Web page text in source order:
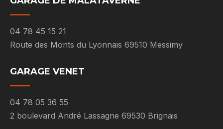
04 78 45 15 21
Route des Monts du Lyonnais 69510 Messimy
GARAGE VENET
04 78 05 36 55
2 boulevard André Lassagne 69530 Brignais